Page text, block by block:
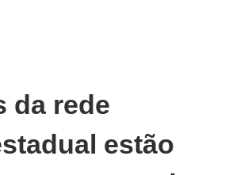
da rede
estão